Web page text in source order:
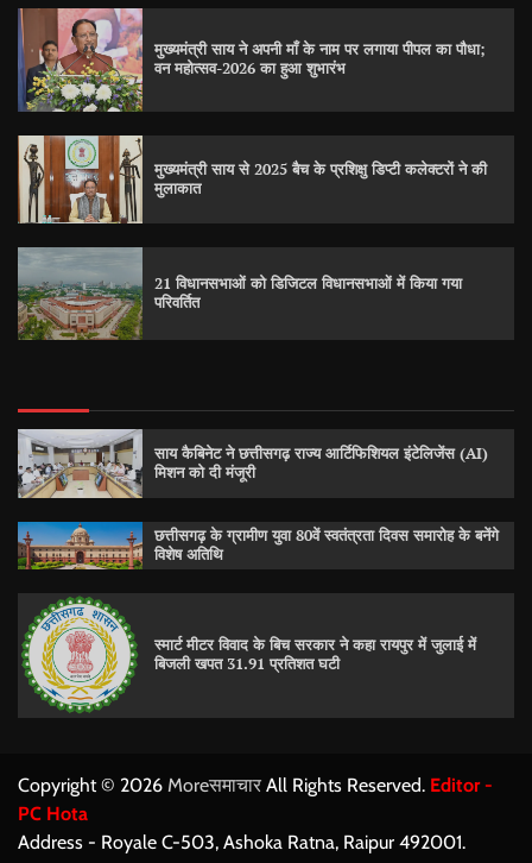
मुख्यमंत्री साय ने अपनी माँ के नाम पर लगाया पीपल का पौधा;
वन महोत्सव-2026 का हुआ शुभारंभ
मुख्यमंत्री साय से 2025 बैच के प्रशिक्षु डिप्टी कलेक्टरों ने की
मुलाकात
21 विधानसभाओं को डिजिटल विधानसभाओं में किया गया
परिवर्तित
साय कैबिनेट ने छत्तीसगढ़ राज्य आर्टिफिशियल इंटेलिजेंस (AI)
मिशन को दी मंजूरी
छत्तीसगढ़ के ग्रामीण युवा 80वें स्वतंत्रता दिवस समारोह के बनेंगे
विशेष अतिथि
स्मार्ट मीटर विवाद के बिच सरकार ने कहा रायपुर में जुलाई में
बिजली खपत 31.91 प्रतिशत घटी
Copyright © 2026 Moreसमाचार All Rights Reserved. Editor -
PC Hota
Address - Royale C-503, Ashoka Ratna, Raipur 492001.